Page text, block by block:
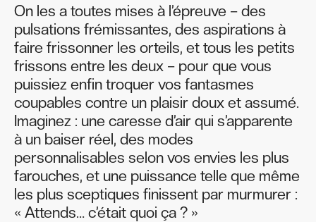
On les a toutes mises à l’épreuve – des
pulsations frémissantes, des aspirations à
faire frissonner les orteils, et tous les petits
frissons entre les deux – pour que vous
puissiez enfin troquer vos fantasmes
coupables contre un plaisir doux et assumé.
Imaginez : une caresse d’air qui s’apparente
à un baiser réel, des modes
personnalisables selon vos envies les plus
farouches, et une puissance telle que même
les plus sceptiques finissent par murmurer :
« Attends… c’était quoi ça ? »